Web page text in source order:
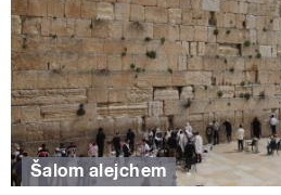
Šalom alejchem